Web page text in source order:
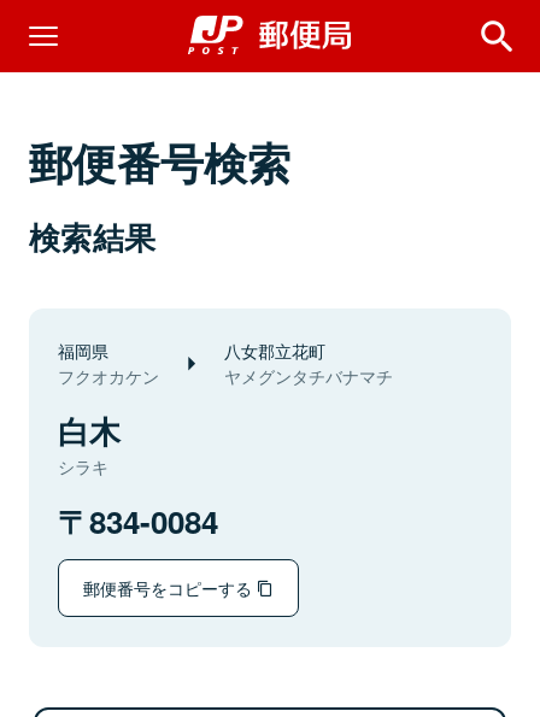
郵便番号検索
検索結果
福岡県
フクオカケン
八女郡立花町
ヤメグンタチバナマチ
白木
シラキ
834-0084
郵便番号をコピーする